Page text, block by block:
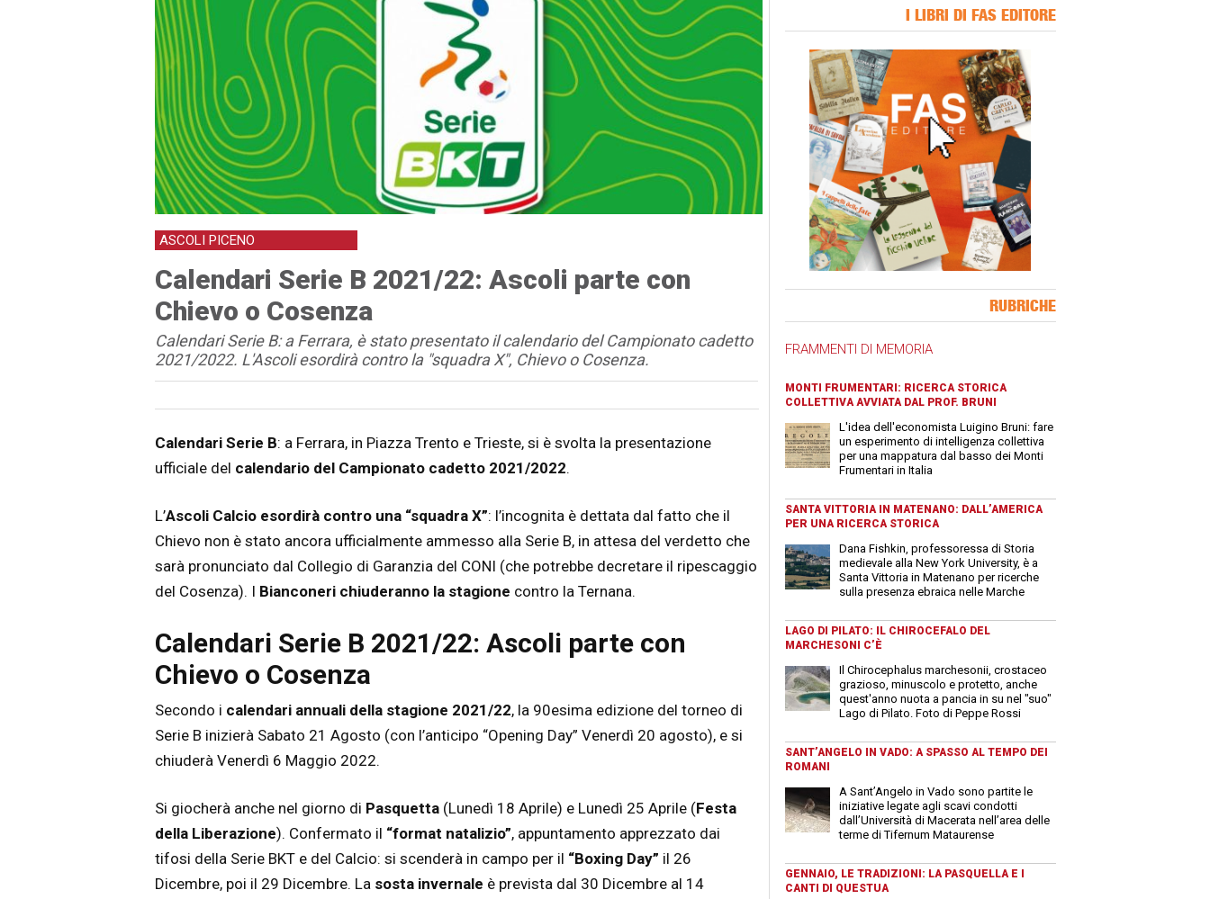
ASCOLI PICENO
Calendari Serie B 2021/22: Ascoli parte con
Chievo o Cosenza
Calendari Serie B: a Ferrara, è stato presentato il calendario del Campionato cadetto
2021/2022. L'Ascoli esordirà contro la "squadra X", Chievo o Cosenza.
Articolo
Testo articolo principale
Calendari Serie B: a Ferrara, in Piazza Trento e Trieste, si è svolta la presentazione
ufficiale del calendario del Campionato cadetto 2021/2022.
L’Ascoli Calcio esordirà contro una “squadra X”: l’incognita è dettata dal fatto che il
Chievo non è stato ancora ufficialmente ammesso alla Serie B, in attesa del verdetto che
sarà pronunciato dal Collegio di Garanzia del CONI (che potrebbe decretare il ripescaggio
del Cosenza). I Bianconeri chiuderanno la stagione contro la Ternana.
Calendari Serie B 2021/22: Ascoli parte con
Chievo o Cosenza
Secondo i calendari annuali della stagione 2021/22, la 90esima edizione del torneo di
Serie B inizierà Sabato 21 Agosto (con l’anticipo “Opening Day” Venerdì 20 agosto), e si
chiuderà Venerdì 6 Maggio 2022.
Si giocherà anche nel giorno di Pasquetta(Lunedì 18 Aprile) e Lunedì 25 Aprile (Festa
della Liberazione). Confermato il “format natalizio”, appuntamento apprezzato dai
tifosi della Serie BKT e del Calcio: si scenderà in campo per il “Boxing Day” il 26
Dicembre, poi il 29 Dicembre. La sosta invernale è prevista dal 30 Dicembre al 14
I LIBRI DI FAS EDITORE
RUBRICHE
FRAMMENTI DI MEMORIA
MONTI FRUMENTARI: RICERCA STORICA
COLLETTIVA AVVIATA DAL PROF. BRUNI
L'idea dell'economista Luigino Bruni: fare
un esperimento di intelligenza collettiva
per una mappatura dal basso dei Monti
Frumentari in Italia
SANTA VITTORIA IN MATENANO: DALL’AMERICA
PER UNA RICERCA STORICA
Dana Fishkin, professoressa di Storia
medievale alla New York University, è a
Santa Vittoria in Matenano per ricerche
sulla presenza ebraica nelle Marche
LAGO DI PILATO: IL CHIROCEFALO DEL
MARCHESONI C’È
Il Chirocephalus marchesonii, crostaceo
grazioso, minuscolo e protetto, anche
quest'anno nuota a pancia in su nel "suo"
Lago di Pilato. Foto di Peppe Rossi
SANT’ANGELO IN VADO: A SPASSO AL TEMPO DEI
ROMANI
A Sant’Angelo in Vado sono partite le
iniziative legate agli scavi condotti
dall’Università di Macerata nell’area delle
terme di Tifernum Mataurense
GENNAIO, LE TRADIZIONI: LA PASQUELLA E I
CANTI DI QUESTUA